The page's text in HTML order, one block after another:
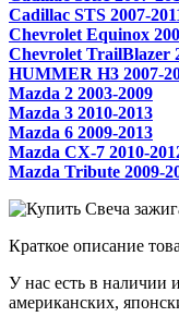
Cadillac STS 2007-
Chevrolet Equinox
Chevrolet TrailBlazer
HUMMER H3 2007-
Mazda 2 2003-2009
Mazda 3 2010-2013
Mazda 6 2009-2013
Mazda CX-7 2010-
Mazda Tribute 2009-
Краткое описание
У нас есть в наличии
американских,